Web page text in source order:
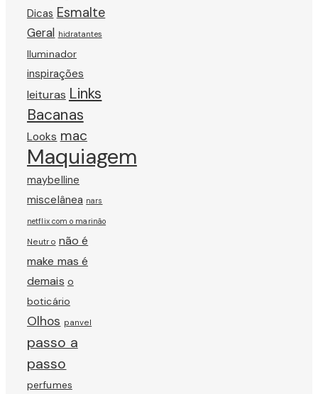
Dicas Esmalte
Geral hidratantes
Iluminador
inspirações
leituras Links
Bacanas
Looks mac
Maquiagem
maybelline
miscelânea nars
netflix com o marinão
Neutro não é
make mas é
demais o
boticário
Olhos panvel
passo a
passo
perfumes